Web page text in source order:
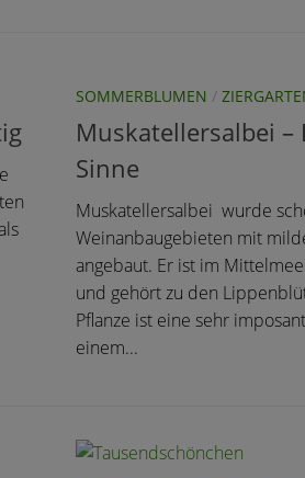
SOMMERBLUMEN /
Muskatellersalbei
Sinne
Muskatellersalbei wurde
Weinanbaugebieten mit
angebaut. Er ist im
und gehört zu den
Pflanze ist eine sehr
einem...